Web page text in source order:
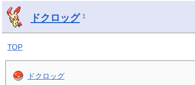
ドクロッグ †
TOP
ドクロッグ